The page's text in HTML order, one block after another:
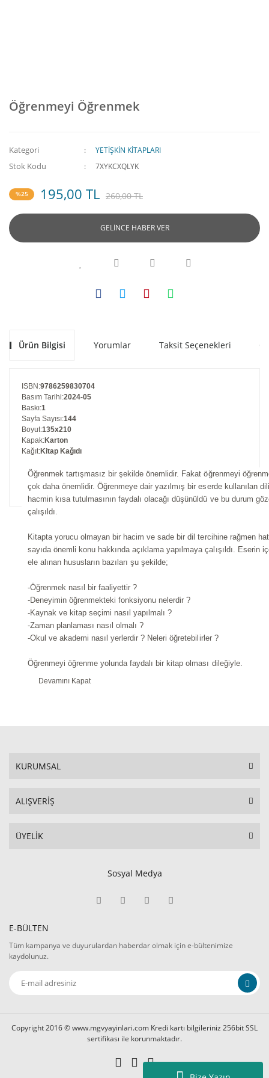
Öğrenmeyi Öğrenmek
Kategori YETİŞKİN KİTAPLARI
Stok Kodu 7XYKCXQLYK
%25 195,00 TL 260,00 TL
GELİNCE HABER VER
Ürün Bilgisi Yorumlar Taksit Seçenekleri
ISBN :9786259830704
Basım Tarihi:2024-05
Baskı:1
Sayfa Sayısı:144
Boyut:135x210
Kapak:Karton
Kağıt:Kitap Kağıdı
Öğrenmek tartışmasız bir şekilde önemlidir. Fakat öğrenmeyi
çok daha önemlidir. Öğrenmeye dair yazılmış bir eserde kullanılan
hacmin kısa tutulmasının faydalı olacağı düşünüldü ve bu durum
çalışıldı.
Kitapta yorucu olmayan bir hacim ve sade bir dil tercihine rağmen
sayıda önemli konu hakkında açıklama yapılmaya çalışıldı. Eserin
ele alınan hususların bazıları şu şekilde;
-Öğrenmek nasıl bir faaliyettir ?
-Deneyimin öğrenmekteki fonksiyonu nelerdir ?
-Kaynak ve kitap seçimi nasıl yapılmalı ?
-Zaman planlaması nasıl olmalı ?
-Okul ve akademi nasıl yerlerdir ? Neleri öğretebilirler ?
Öğrenmeyi öğrenme yolunda faydalı bir kitap olması dileğiyle.
Devamını Kapat
KURUMSAL
ALIŞVERİŞ
ÜYELİK
Sosyal Medya
E-BÜLTEN
Tüm kampanya ve duyurulardan haberdar olmak için e-bültenimize
kaydolunuz.
Copyright 2016 © www.mgvyayinlari.com Kredi kartı bilgileriniz 256bit SSL
sertifikası ile korunmaktadır.